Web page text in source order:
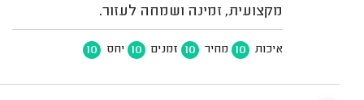
מקצועית, זמינה ושמחה לעזור.
איכות 10 מחיר 10 זמנים 10 יחס 10